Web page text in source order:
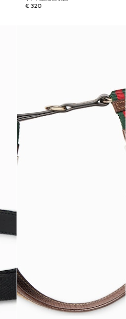
€ 320